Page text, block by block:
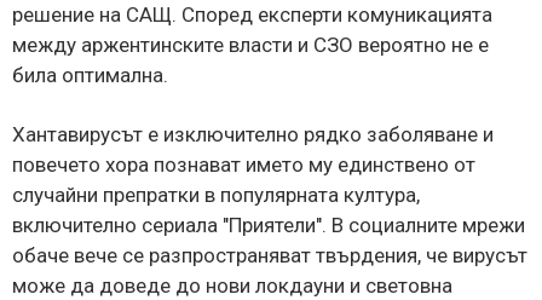
решение на САЩ. Според експерти комуникацията
между аржентинските власти и СЗО вероятно не е
била оптимална.
Хантавирусът е изключително рядко заболяване и
повечето хора познават името му единствено от
случайни препратки в популярната култура,
включително сериала "Приятели". В социалните мрежи
обаче вече се разпространяват твърдения, че вирусът
може да доведе до нови локдауни и световна